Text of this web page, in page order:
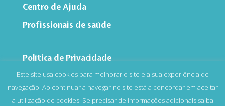
Centro de Ajuda
Profissionais de saúde
Política de Privacidade
Termos e Condições
Registo ERS Nº E145632

Este site usa cookies para melhorar o site e a sua experiência de
navegação. Ao continuar a navegar no site está a concordar em aceitar
a utilização de cookies. Se precisar de informações adicionais saiba